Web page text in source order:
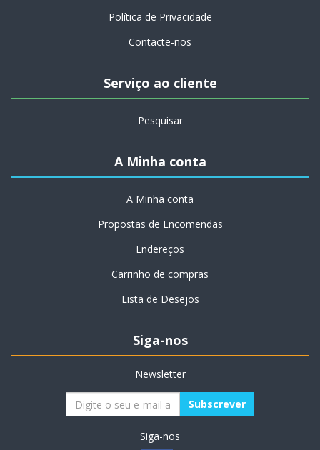
Política de Privacidade
Contacte-nos
Serviço ao cliente
Pesquisar
A Minha conta
A Minha conta
Propostas de Encomendas
Endereços
Carrinho de compras
Lista de Desejos
Siga-nos
Newsletter
Siga-nos